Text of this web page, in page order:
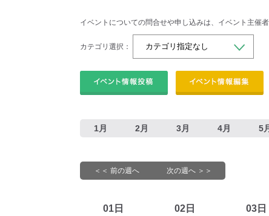
イベントについての問合せや申し込みは、イベント主催
カテゴリ選択：
1月 2月 3月 4月 5月
＜＜ 前の週へ 次の週へ ＞＞
01日 02日 03日